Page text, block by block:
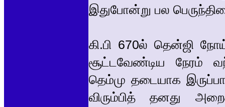
இதுபோன்று பல
கி.பி 670ல் தென்ஜி
சூட்டவேண்டிய நேரம்
தெம்மு தடையாக
விரும்பித் தனது